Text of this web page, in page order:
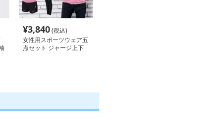
¥3,840(税込)
女性用スポーツウェア五
点セット ジャージ上下